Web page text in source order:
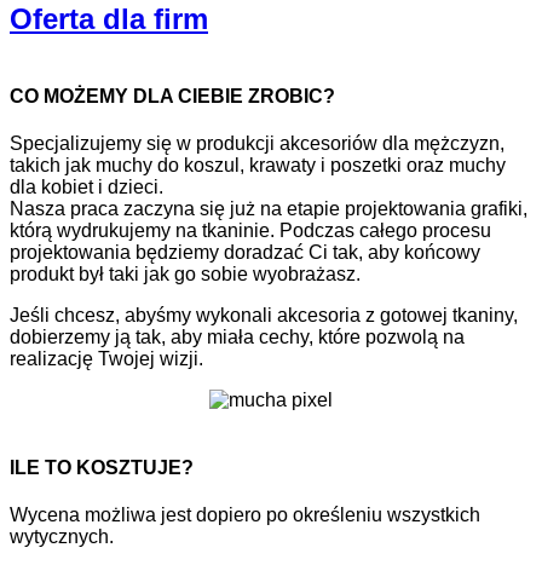
Oferta dla firm
CO MOŻEMY DLA CIEBIE ZROBIC?
Specjalizujemy się w produkcji akcesoriów dla mężczyzn,
takich jak muchy do koszul, krawaty i poszetki oraz muchy
dla kobiet i dzieci.
Nasza praca zaczyna się już na etapie projektowania grafiki,
którą wydrukujemy na tkaninie. Podczas całego procesu
projektowania będziemy doradzać Ci tak, aby końcowy
produkt był taki jak go sobie wyobrażasz.
Jeśli chcesz, abyśmy wykonali akcesoria z gotowej tkaniny,
dobierzemy ją tak, aby miała cechy, które pozwolą na
realizację Twojej wizji.
ILE TO KOSZTUJE?
Wycena możliwa jest dopiero po określeniu wszystkich
wytycznych.